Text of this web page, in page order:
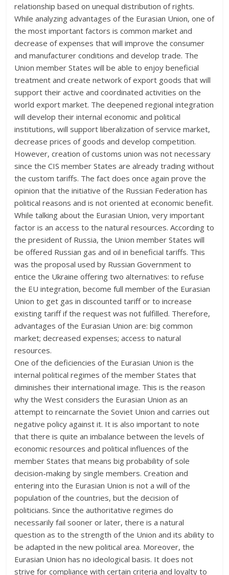
relationship based on unequal distribution of rights.
While analyzing advantages of the Eurasian Union, one of
the most important factors is common market and
decrease of expenses that will improve the consumer
and manufacturer conditions and develop trade. The
Union member States will be able to enjoy beneficial
treatment and create network of export goods that will
support their active and coordinated activities on the
world export market. The deepened regional integration
will develop their internal economic and political
institutions, will support liberalization of service market,
decrease prices of goods and develop competition.
However, creation of customs union was not necessary
since the CIS member States are already trading without
the custom tariffs. The fact does once again prove the
opinion that the initiative of the Russian Federation has
political reasons and is not oriented at economic benefit.
While talking about the Eurasian Union, very important
factor is an access to the natural resources. According to
the president of Russia, the Union member States will
be offered Russian gas and oil in beneficial tariffs. This
was the proposal used by Russian Government to
entice the Ukraine offering two alternatives: to refuse
the EU integration, become full member of the Eurasian
Union to get gas in discounted tariff or to increase
existing tariff if the request was not fulfilled. Therefore,
advantages of the Eurasian Union are: big common
market; decreased expenses; access to natural
resources.
One of the deficiencies of the Eurasian Union is the
internal political regimes of the member States that
diminishes their international image. This is the reason
why the West considers the Eurasian Union as an
attempt to reincarnate the Soviet Union and carries out
negative policy against it. It is also important to note
that there is quite an imbalance between the levels of
economic resources and political influences of the
member States that means big probability of sole
decision-making by single members. Creation and
entering into the Eurasian Union is not a will of the
population of the countries, but the decision of
politicians. Since the authoritative regimes do
necessarily fail sooner or later, there is a natural
question as to the strength of the Union and its ability to
be adapted in the new political area. Moreover, the
Eurasian Union has no ideological basis. It does not
strive for compliance with certain criteria and loyalty to